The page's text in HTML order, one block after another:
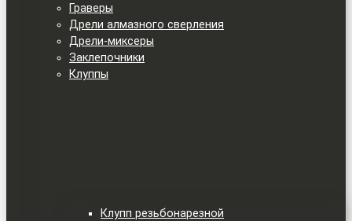
Граверы
Дрели алмазного сверления
Дрели-миксеры
Заклепочники
Клуппы
Клупп резьбонарезной